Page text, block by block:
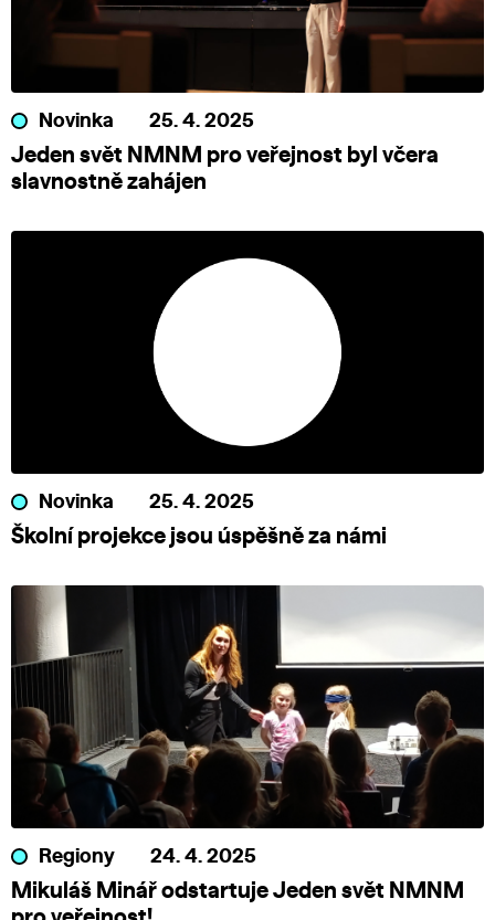
Novinka 25. 4. 2025
Jeden svět NMNM pro veřejnost byl včera
slavnostně zahájen
Novinka 25. 4. 2025
Školní projekce jsou úspěšně za námi
Regiony 24. 4. 2025
Mikuláš Minář odstartuje Jeden svět NMNM